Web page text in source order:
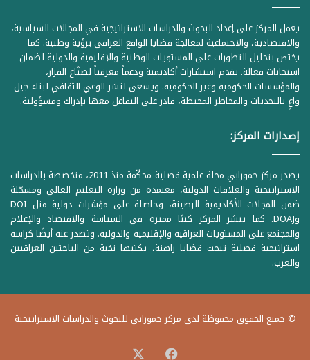
يعمل المركز على إعداد البحوث والدراسات الاستراتيجية في المجالات السياسية،
والاقتصادية، والاجتماعية لمعالجة قضايا الواقع العراقي برؤية وطنية. كما
يختص بتحليل التطورات على المستويات الوطنية والإقليمية والدولية لضمان
استجابات فعالة. يقدم استشارات أكاديمية ودعماً معرفياً لصنّاع القرار،
والمؤسسات الحكومية وغير الحكومية. ويسعى لنشر الوعي الثقافي لبناء جيل
واعٍ بالتحديات والمخاطر المحيطة، قادر على التفاعل معها بإدراك ومسؤولية.
إصدارات المركز:
يصدر مركز حمورابي مجلة علمية فصلية محكّمة منذ 2011، متخصصة بالدراسات
الاستراتيجية والعلاقات الدولية، معتمدة من وزارة التعليم العالي ومسجّلة
ضمن المجلات الأكاديمية الرصينة، وحاصلة على مؤشرات دولية مثل DOI
وDOAJ. كما ينشر المركز كتبًا مميزة في السياسة والاقتصاد والإعلام
والمجتمع على المستويات العراقية والإقليمية والدولية. وتصدر عنه أيضًا كراسة
استراتيجية فصلية تبحث قضايا راهنة، يكتبها نخبة من الباحثين العراقيين
والعرب.
© جميع الحقوق محفوظة لدى مركز حمورابي للبحوث والدراسات الاستراتيجية
فيسبوك